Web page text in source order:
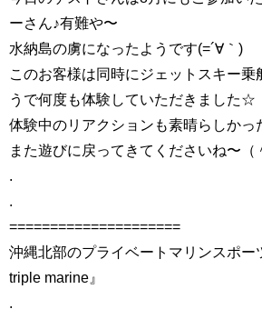
ーさん♪有難や〜
水納島の虜になったようです(=´∀｀)
このお客様は同時にジェットスキー乗
うで何度も体験していただきました☆
体験中のリアクションも素晴らしかっ
また遊びに戻ってきてくださいね〜
.
.
=====================
沖縄北部のプライベートマリンスポー
triple marine』
.